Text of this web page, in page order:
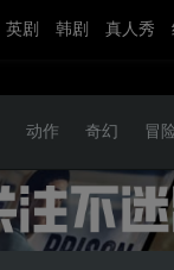
英剧 韩剧 真人秀
动作 奇幻 冒